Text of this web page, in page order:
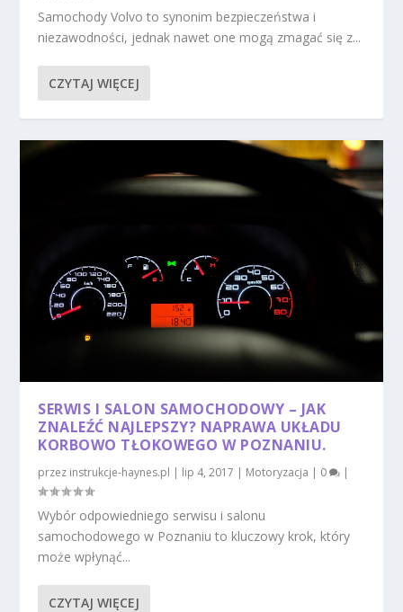
Samochody Volvo to synonim bezpieczeństwa i
niezawodności, jednak nawet one mogą zmagać się z...
CZYTAJ WIĘCEJ
SERWIS I SALON SAMOCHODOWY – JAK
ZNALEŹĆ NAJLEPSZY? NAPRAWA UKŁADU
KORBOWO TŁOKOWEGO W POZNANIU.
przez instrukcje-haynes.pl | lip 4, 2017 | Motoryzacja | 0 |
Wybór odpowiedniego serwisu i salonu
samochodowego w Poznaniu to kluczowy krok, który
może wpłynąć...
CZYTAJ WIĘCEJ